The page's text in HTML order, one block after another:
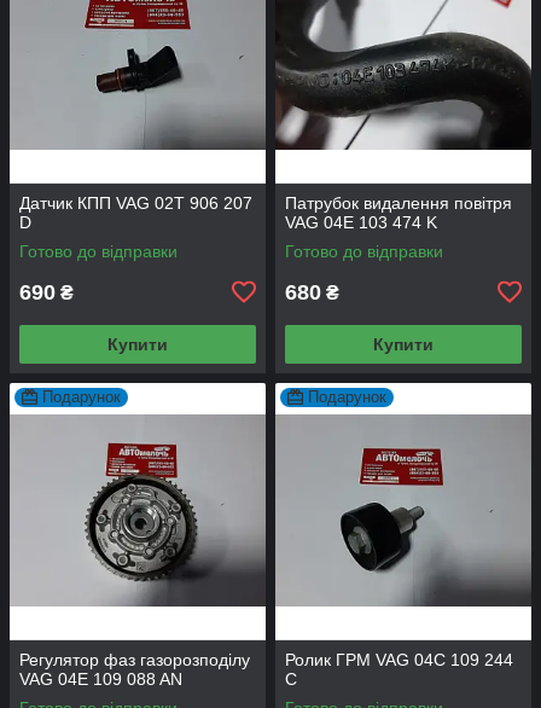
Датчик КПП VAG 02T 906 207
D
Готово до відправки
690 ₴
Купити
Патрубок видалення повітря
VAG 04E 103 474 K
Готово до відправки
680 ₴
Купити
Подарунок
Регулятор фаз газорозподілу
VAG 04E 109 088 AN
Подарунок
Ролик ГРМ VAG 04C 109 244
C